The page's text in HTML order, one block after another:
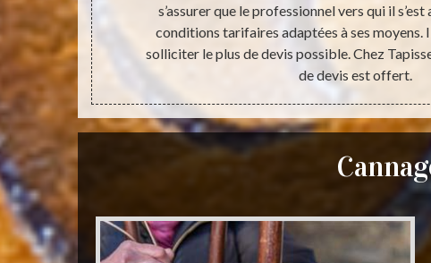
à la
de ses
s’assurer que le professionnel vers qui il
conditions tarifaires adaptées à ses moyens.
solliciter le plus de devis possible. Chez
de devis est offert.